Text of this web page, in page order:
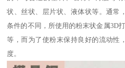
状、丝状、层片状、液体状等。通常
条件的不同，所使用的粉末状金属3D
等，而为了使粉末保持良好的流动性
度。